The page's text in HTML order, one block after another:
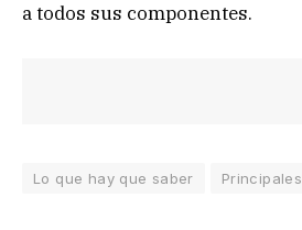
a todos sus componentes.
Lo que hay que saber Principales